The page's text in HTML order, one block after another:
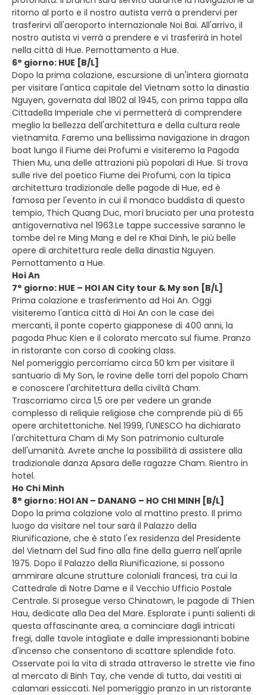
ritorno al porto e il nostro autista verrà a prendervi per
trasferirvi all'aeroporto internazionale Noi Bai. All'arrivo, il
nostro autista vi verrà a prendere e vi trasferirà in hotel
nella città di Hue. Pernottamento a Hue.
6° giorno: HUE [B/L]
Dopo la prima colazione, escursione di un'intera giornata
per visitare l'antica capitale del Vietnam sotto la dinastia
Nguyen, governata dal 1802 al 1945, con prima tappa alla
Cittadella Imperiale che vi permetterà di comprendere
meglio la bellezza dell'architettura e della cultura reale
vietnamita. Faremo una bellissima navigazione in dragon
boat lungo il Fiume dei Profumi e visiteremo la Pagoda
Thien Mu, una delle attrazioni più popolari di Hue. Si trova
sulle rive del poetico Fiume dei Profumi, con la tipica
architettura tradizionale delle pagode di Hue, ed è
famosa per l'evento in cui il monaco buddista di questo
tempio, Thich Quang Duc, morì bruciato per una protesta
antigovernativa nel 1963.Le tappe successive saranno le
tombe del re Ming Mang e del re Khai Dinh, le più belle
opere di architettura reale della dinastia Nguyen.
Pernottamento a Hue.
Hoi An
7° giorno: HUE – HOI AN City tour & My son [B/L]
Prima colazione e trasferimento ad Hoi An. Oggi
visiteremo l'antica città di Hoi An con le case dei
mercanti, il ponte coperto giapponese di 400 anni, la
pagoda Phuc Kien e il colorato mercato sul fiume. Pranzo
in ristorante con corso di cooking class.
Nel pomeriggio percorriamo circa 50 km per visitare il
santuario di My Son, le rovine delle torri del popolo Cham
e conoscere l'architettura della civiltà Cham.
Trascorriamo circa 1,5 ore per vedere un grande
complesso di reliquie religiose che comprende più di 65
opere architettoniche. Nel 1999, l'UNESCO ha dichiarato
l'architettura Cham di My Son patrimonio culturale
dell'umanità. Avrete anche la possibilità di assistere alla
tradizionale danza Apsara delle ragazze Cham. Rientro in
hotel.
Ho Chi Minh
8° giorno: HOI AN – DANANG – HO CHI MINH [B/L]
Dopo la prima colazione volo al mattino presto. Il primo
luogo da visitare nel tour sarà il Palazzo della
Riunificazione, che è stato l'ex residenza del Presidente
del Vietnam del Sud fino alla fine della guerra nell'aprile
1975. Dopo il Palazzo della Riunificazione, si possono
ammirare alcune strutture coloniali francesi, tra cui la
Cattedrale di Notre Dame e il Vecchio Ufficio Postale
Centrale. Si prosegue verso Chinatown, le pagode di Thien
Hau, dedicate alla Dea del Mare. Esplorate i punti salienti di
questa affascinante area, a cominciare dagli intricati
fregi, dalle tavole intagliate e dalle impressionanti bobine
d'incenso che consentono di scattare splendide foto.
Osservate poi la vita di strada attraverso le strette vie fino
al mercato di Binh Tay, che vende di tutto, dai vestiti ai
calamari essiccati. Nel pomeriggio pranzo in un ristorante